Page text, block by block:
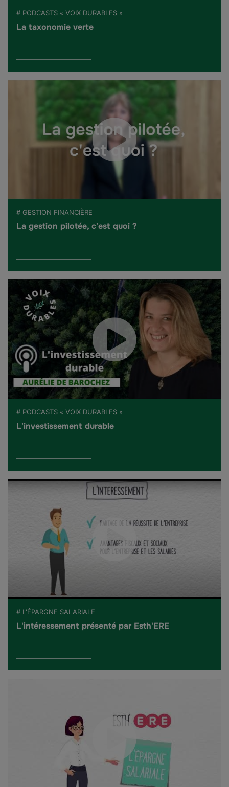
# PODCASTS « VOIX DURABLES »
La taxonomie verte
# GESTION FINANCIÈRE
La gestion pilotée, c'est quoi ?
# PODCASTS « VOIX DURABLES »
L'investissement durable
# L'ÉPARGNE SALARIALE
L'intéressement présenté par Esth'ERE